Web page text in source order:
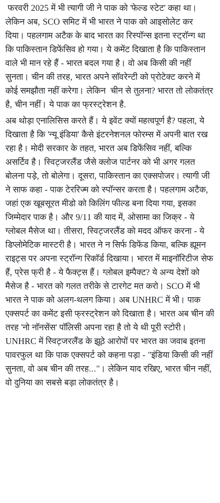
फरवरी 2025 में भी त्यागी जी ने पाक को 'फेल्ड स्टेट' कहा था।
लेकिन अब, SCO समिट में भी भारत ने पाक को आइसोलेट कर
दिया। पहलगाम अटैक के बाद भारत का रिस्पॉन्स इतना स्ट्रॉन्ग था
कि पाकिस्तान डिफेंसिव हो गया। ये कमेंट दिखाता है कि पाकिस्तान
वाले भी मान रहे हैं - भारत बदल गया है। वो अब किसी की नहीं
सुनता। चीन की तरह, भारत अपने सॉवरेन्टी को प्रोटेक्ट करने में
कोई समझौता नहीं करेगा। लेकिन चीन से तुलना? भारत तो लोकतंत्र
है, चीन नहीं। ये पाक का फ्रस्ट्रेशन है.
अब थोड़ा एनालिसिस करते हैं। ये इवेंट क्यों महत्वपूर्ण है? पहला, ये
दिखाता है कि 'न्यू इंडिया' कैसे इंटरनेशनल फोरम्स में अपनी बात रख
रहा है। मोदी सरकार के तहत, भारत अब डिफेंसिव नहीं, बल्कि
असर्टिव है। स्विट्जरलैंड जैसे क्लोज पार्टनर को भी अगर गलत
बोलना पड़े, तो बोलेगा। दूसरा, पाकिस्तान का एक्सपोजर। त्यागी जी
ने साफ कहा - पाक टेररिज्म को स्पॉन्सर करता है। पहलगाम अटैक,
जहां एक खूबसूरत मीडो को किलिंग फील्ड बना दिया गया, इसका
जिम्मेदार पाक है। और 9/11 की याद में, ओसामा का जिक्र - ये
ग्लोबल मैसेज था। तीसरा, स्विट्जरलैंड को मदद ऑफर करना - ये
डिप्लोमेटिक मास्टरी है। भारत ने न सिर्फ डिफेंड किया, बल्कि ह्यूमन
राइट्स पर अपना स्ट्रॉन्ग रिकॉर्ड दिखाया। भारत में माइनॉरिटीज सेफ
हैं, प्रेस फ्री है - ये फैक्ट्स हैं। ग्लोबल इम्पैक्ट? ये अन्य देशों को
मैसेज है - भारत को गलत तरीके से टारगेट मत करो। SCO में भी
भारत ने पाक को अलग-थलग किया। अब UNHRC में भी। पाक
एक्सपर्ट का कमेंट इसी फ्रस्ट्रेशन को दिखाता है। भारत अब चीन की
तरह 'नो नॉनसेंस' पॉलिसी अपना रहा है तो ये थी पूरी स्टोरी।
UNHRC में स्विट्जरलैंड के झूठे आरोपों पर भारत का जवाब इतना
पावरफुल था कि पाक एक्सपर्ट को कहना पड़ा - "इंडिया किसी की नहीं
सुनता, वो अब चीन की तरह..."। लेकिन याद रखिए, भारत चीन नहीं,
वो दुनिया का सबसे बड़ा लोकतंत्र है।